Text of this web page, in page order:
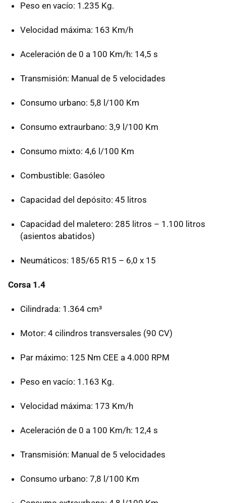
Peso en vacío: 1.235 Kg.
Velocidad máxima: 163 Km/h
Aceleración de 0 a 100 Km/h: 14,5 s
Transmisión: Manual de 5 velocidades
Consumo urbano: 5,8 l/100 Km
Consumo extraurbano: 3,9 l/100 Km
Consumo mixto: 4,6 l/100 Km
Combustible: Gasóleo
Capacidad del depósito: 45 litros
Capacidad del maletero: 285 litros – 1.100 litros
(asientos abatidos)
Neumáticos: 185/65 R15 – 6,0 x 15
Corsa 1.4
Cilindrada: 1.364 cm³
Motor: 4 cilindros transversales (90 CV)
Par máximo: 125 Nm CEE a 4.000 RPM
Peso en vacío: 1.163 Kg.
Velocidad máxima: 173 Km/h
Aceleración de 0 a 100 Km/h: 12,4 s
Transmisión: Manual de 5 velocidades
Consumo urbano: 7,8 l/100 Km